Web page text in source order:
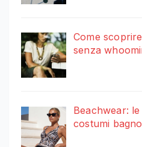
Come
senza
Beachwear:
costumi bagno